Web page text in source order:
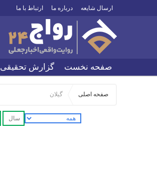
ارسال شایعه درباره ما ارتباط با ما
صفحه نخست گزارش تحقیقی
صفحه اصلی گیلان